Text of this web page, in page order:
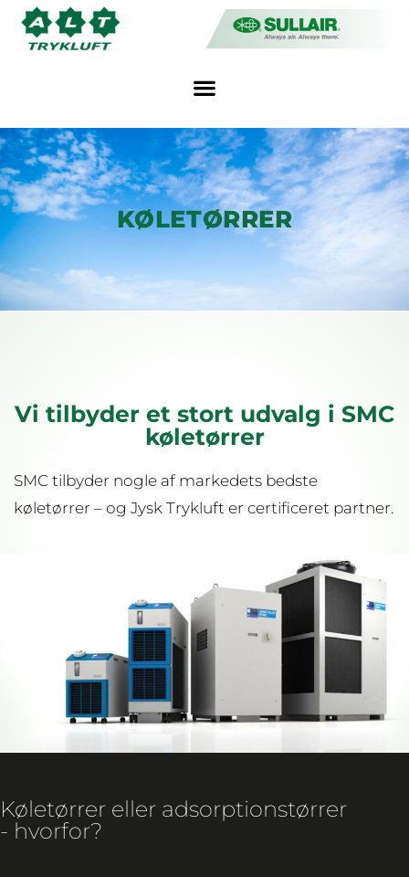
KØLETØRRER
Vi tilbyder et stort udvalg i SMC
køletørrer
SMC tilbyder nogle af markedets bedste
køletørrer – og Jysk Trykluft er certificeret partner.
Køletørrer eller adsorptionstørrer
- hvorfor?